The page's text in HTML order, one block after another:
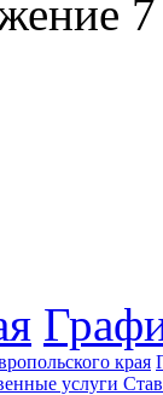
7
края
услуги